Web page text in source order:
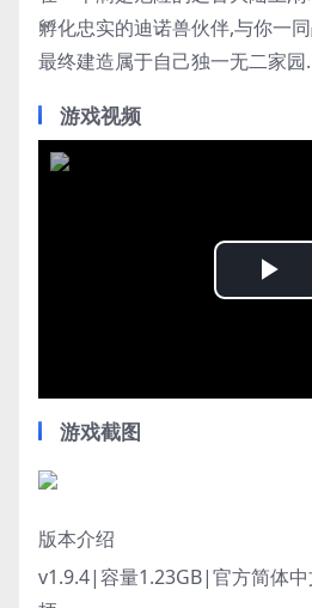
孵化忠实的迪诺兽伙伴,与你一
最终建造属于自己独一无二家园.
游戏视频
游戏截图
版本介绍
v1.9.4|容量1.23GB|官方简体